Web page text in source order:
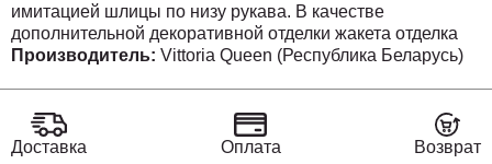
имитацией шлицы по низу рукава. В качестве
дополнительной декоративной отделки жакета отделка
бахромой из основной ткани. Жакет на подкладке.
Застёжка по спинке на молнию в среднем шве и
пуговицу в поясе. В среднем шве по низу отлетная
Производитель: Vittoria Queen (Республика Беларусь)
Доставка Оплата Возврат